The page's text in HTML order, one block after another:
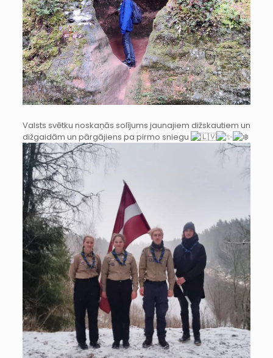
Valsts svētku noskaņās solījums jaunajiem dižskautiem un
dižgaidām un pārgājiens pa pirmo sniegu